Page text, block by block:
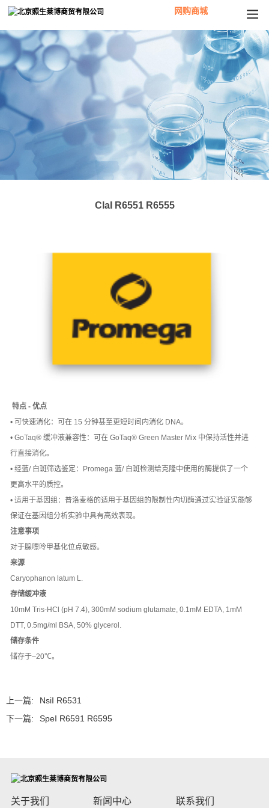
网购商城
ClaI R6551 R6555
特点 - 优点
• 可快速消化：可在 15 分钟甚至更短时间内消化 DNA。
• GoTaq® 缓冲液兼容性：可在 GoTaq® Green Master Mix 中保持活性并进
行直接消化。
• 经蓝/ 白斑筛选鉴定：Promega 蓝/ 白斑检测给克隆中使用的酶提供了一个
更高水平的质控。
• 适用于基因组：普洛麦格的适用于基因组的限制性内切酶通过实验证实能够
保证在基因组分析实验中具有高效表现。
注意事项
对于腺嘌呤甲基化位点敏感。
来源
Caryophanon latum L.
存储缓冲液
10mM Tris-HCl (pH 7.4), 300mM sodium glutamate, 0.1mM EDTA, 1mM
DTT, 0.5mg/ml BSA, 50% glycerol.
储存条件
储存于–20℃。
上一篇:
NsiI R6531
下一篇:
SpeI R6591 R6595
关于我们 新闻中心 联系我们